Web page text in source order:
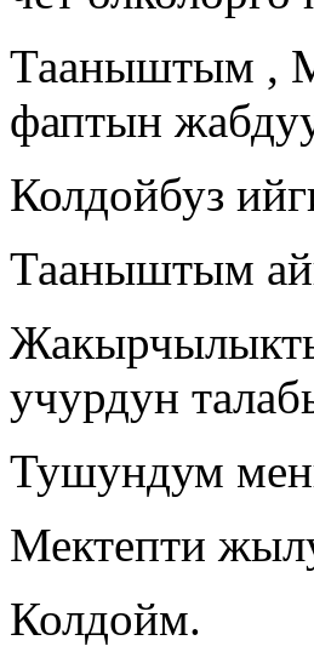
Тааныштым ,
фаптын
Колдойбуз
Тааныштым
учурдун
Тушундум
Мектепти
Колдойм.